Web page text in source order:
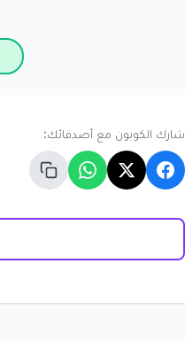
شارك الكوبون مع أصدقائك: